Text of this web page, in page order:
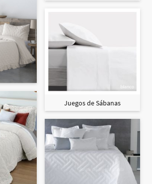
Juegos de Sábanas